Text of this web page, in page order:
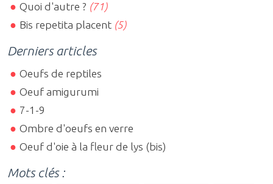
Quoi d'autre ? (71)
Bis repetita placent (5)
Derniers articles
Oeufs de reptiles
Oeuf amigurumi
7-1-9
Ombre d'oeufs en verre
Oeuf d'oie à la fleur de lys (bis)
Mots clés :